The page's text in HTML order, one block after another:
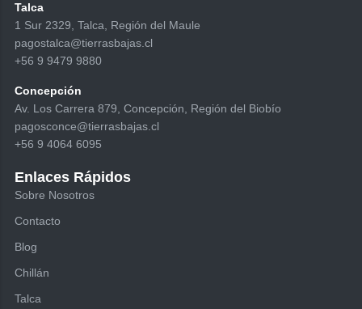
Talca
1 Sur 2329, Talca, Región del Maule
pagostalca@tierrasbajas.cl
+56 9 9479 9880
Concepción
Av. Los Carrera 879, Concepción, Región del Biobío
pagosconce@tierrasbajas.cl
+56 9 4064 6095
Enlaces Rápidos
Sobre Nosotros
Contacto
Blog
Chillán
Talca